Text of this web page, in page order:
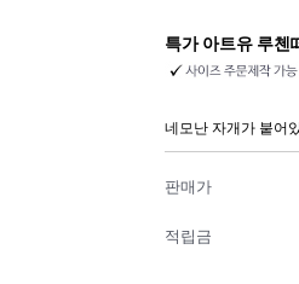
특가 아트유 루첸
네모난 자개가 붙어
판매가
적립금